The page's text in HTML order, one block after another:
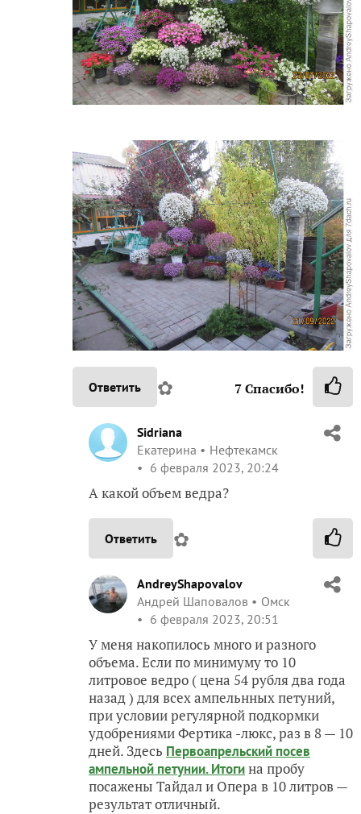
Ответить ✿ 7Спасибо!
Sidriana
Екатерина
Нефтекамск
6 февраля 2023, 20:24
А какой объем ведра?
Ответить ✿
AndreyShapovalov
Андрей Шаповалов
Омск
6 февраля 2023, 20:51
У меня накопилось много и разного
объема. Если по минимуму то 10
литровое ведро ( цена 54 рубля два года
назад ) для всех ампельнных петуний,
при условии регулярной подкормки
удобрениями Фертика -люкс, раз в 8 — 10
дней. Здесь Первоапрельский посев
ампельной петунии. Итогина пробу
посажены Тайдал и Опера в 10 литров —
результат отличный.